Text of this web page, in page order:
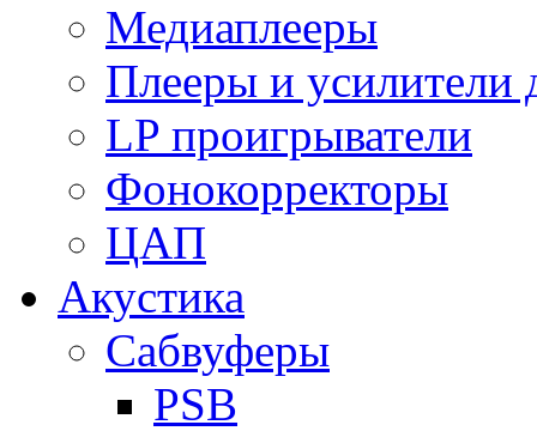
Медиаплееры
Плееры и усилители
LP проигрыватели
Фонокорректоры
ЦАП
Акустика
Сабвуферы
PSB